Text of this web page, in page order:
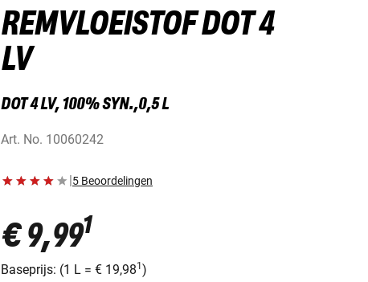
REMVLOEISTOF DOT 4
LV
DOT 4 LV, 100% SYN.,0,5 L
Art. No. 10060242
|5 Beoordelingen
€ 9,991
Baseprijs: (1 L = € 19,981)